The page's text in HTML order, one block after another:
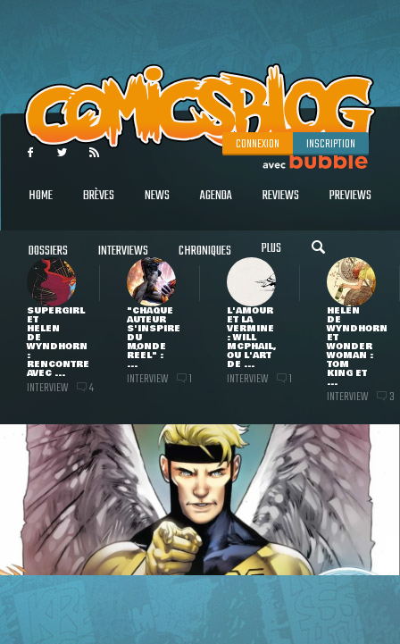
CONNEXION INSCRIPTION
HOME BRÈVES NEWS AGENDA REVIEWS PREVIEWS
DOSSIERS INTERVIEWS CHRONIQUES PLUS
SUPERGIRL
ET
HELEN
DE
WYNDHORN
:
RENCONTRE
AVEC ...
INTERVIEW 4
"CHAQUE
AUTEUR
S'INSPIRE
DU
MONDE
RÉEL" :
...
INTERVIEW 1
L'AMOUR
ET LA
VERMINE
: WILL
MCPHAIL,
OU L'ART
DE ...
INTERVIEW 1
HELEN
DE
WYNDHORN
ET
WONDER
WOMAN :
TOM
KING ET
...
INTERVIEW 3